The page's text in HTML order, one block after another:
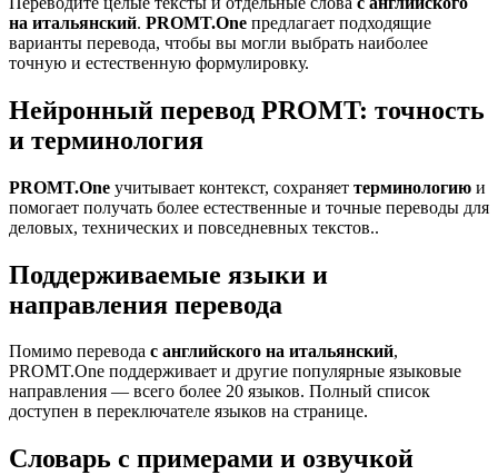
на итальянский. PROMT.One предлагает подходящие
варианты перевода, чтобы вы могли выбрать наиболее
точную и естественную формулировку.
Нейронный перевод PROMT: точность
и терминология
PROMT.One учитывает контекст, сохраняет терминологию и
помогает получать более естественные и точные переводы для
деловых, технических и повседневных текстов..
Поддерживаемые языки и
направления перевода
Помимо перевода с английского на итальянский,
PROMT.One поддерживает и другие популярные языковые
направления — всего более 20 языков. Полный список
доступен в переключателе языков на странице.
Словарь с примерами и озвучкой